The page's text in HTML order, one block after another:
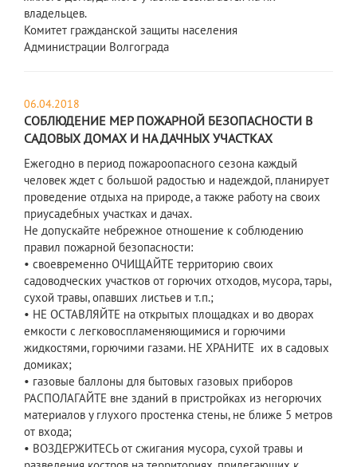
владельцев.
Комитет гражданской защиты населения
Администрации Волгограда
06.04.2018
СОБЛЮДЕНИЕ МЕР ПОЖАРНОЙ БЕЗОПАСНОСТИ В
САДОВЫХ ДОМАХ И НА ДАЧНЫХ УЧАСТКАХ
Ежегодно в период пожароопасного сезона каждый
человек ждет с большой радостью и надеждой, планирует
проведение отдыха на природе, а также работу на своих
приусадебных участках и дачах.
Не допускайте небрежное отношение к соблюдению
правил пожарной безопасности:
• своевременно ОЧИЩАЙТЕ территорию своих
садоводческих участков от горючих отходов, мусора, тары,
сухой травы, опавших листьев и т.п.;
• НЕ ОСТАВЛЯЙТЕ на открытых площадках и во дворах
емкости с легковоспламеняющимися и горючими
жидкостями, горючими газами. НЕ ХРАНИТЕ их в садовых
домиках;
• газовые баллоны для бытовых газовых приборов
РАСПОЛАГАЙТЕ вне зданий в пристройках из негорючих
материалов у глухого простенка стены, не ближе 5 метров
от входа;
• ВОЗДЕРЖИТЕСЬ от сжигания мусора, сухой травы и